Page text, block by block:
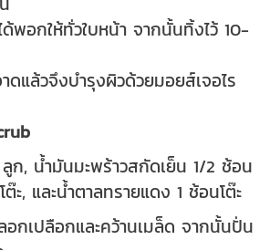
พอกให้ทั่วใบหน้า จากนั้นทิ้งไว้ 10-
ดแล้วจึงบำรุงผิวด้วยมอยส์เจอไร
, น้ำมันมะพร้าวสกัดเย็น 1/2 ช้อน
ะ, และน้ำตาลทรายแดง 1 ช้อนโต๊ะ
กเปลือกและคว้านเมล็ด จากนั้นปั่น